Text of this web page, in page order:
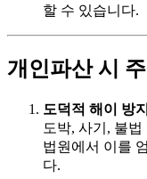
할 수 있습니다.
개인파산 시
도덕적 해이 방지
도박, 사기, 불
법원에서 이를
다.